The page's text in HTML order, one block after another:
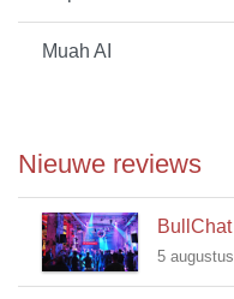
Muah AI
Nieuwe reviews
BullChat
5